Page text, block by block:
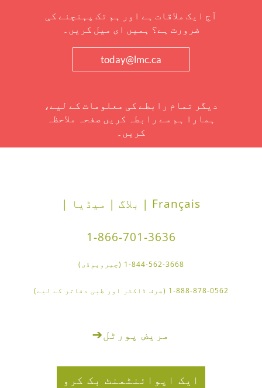
آج ایک ملاقات ہے اور ہم تک پہنچنے کی
ضرورت ہے؟ ہمیں ای میل کریں۔
today@lmc.ca
دیگر تمام رابطے کی معلومات کے لیے،
ہمارا ہم سے رابطہ کریں صفحہ ملاحظہ
کریں۔
Français | بلاگ | میڈیا |
1-866-701-3636
1-844-562-3668 (چیروپوڈی)
1-888-878-0562 (صرف ڈاکٹر اور طبی دفاتر کے لیے)
مریض پورٹل➔
ایک اپوائنٹمنٹ بک کرو